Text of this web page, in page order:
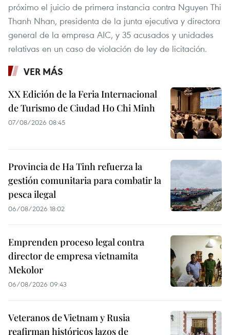
próximo el juicio de primera instancia contra Nguyen Thi
Thanh Nhan, presidenta de la junta ejecutiva y directora
general de la empresa AIC, y 35 acusados y unidades
relativas en un caso de violación de ley de licitación.
VER MÁS
XX Edición de la Feria Internacional
de Turismo de Ciudad Ho Chi Minh
07/08/2026 08:45
Provincia de Ha Tinh refuerza la
gestión comunitaria para combatir la
pesca ilegal
06/08/2026 18:02
Emprenden proceso legal contra
director de empresa vietnamita
Mekolor
06/08/2026 09:43
Veteranos de Vietnam y Rusia
reafirman históricos lazos de